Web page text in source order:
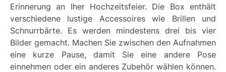
Erinnerung an Iher Hochzeitsfeier. Die Box enthält
verschiedene lustige Accessoires wie Brillen und
Schnurrbärte. Es werden mindestens drei bis vier
Bilder gemacht. Machen Sie zwischen den Aufnahmen
eine kurze Pause, damit Sie eine andere Pose
einnehmen oder ein anderes Zubehör wählen können.